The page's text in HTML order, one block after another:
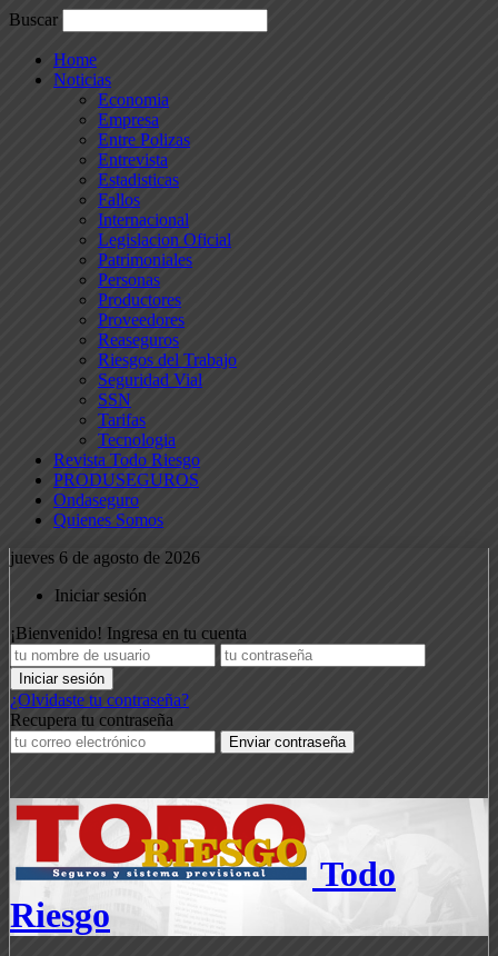
Buscar
Home
Noticias
Economia
Empresa
Entre Polizas
Entrevista
Estadisticas
Fallos
Internacional
Legislacion Oficial
Patrimoniales
Personas
Productores
Proveedores
Reaseguros
Riesgos del Trabajo
Seguridad Vial
SSN
Tarifas
Tecnologia
Revista Todo Riesgo
PRODUSEGUROS
Ondaseguro
Quienes Somos
jueves 6 de agosto de 2026
Iniciar sesión
¡Bienvenido! Ingresa en tu cuenta
¿Olvidaste tu contraseña?
Recupera tu contraseña
Todo
Riesgo